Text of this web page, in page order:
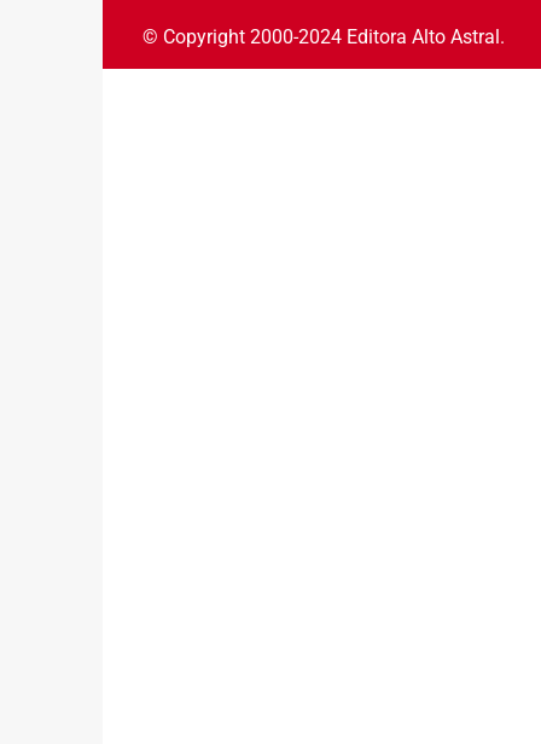
© Copyright 2000-2024 Editora Alto Astral.